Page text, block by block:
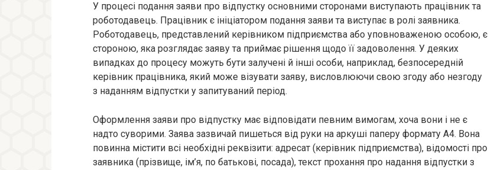
У процесі подання заяви про відпустку основними сторонами виступають працівник та
роботодавець. Працівник є ініціатором подання заяви та виступає в ролі заявника.
Роботодавець, представлений керівником підприємства або уповноваженою особою, є
стороною, яка розглядає заяву та приймає рішення щодо її задоволення. У деяких
випадках до процесу можуть бути залучені й інші особи, наприклад, безпосередній
керівник працівника, який може візувати заяву, висловлюючи свою згоду або незгоду
з наданням відпустки у запитуваний період.
Оформлення заяви про відпустку має відповідати певним вимогам, хоча вони і не є
надто суворими. Заява зазвичай пишеться від руки на аркуші паперу формату А4. Вона
повинна містити всі необхідні реквізити: адресат (керівник підприємства), відомості про
заявника (прізвище, ім’я, по батькові, посада), текст прохання про надання відпустки з